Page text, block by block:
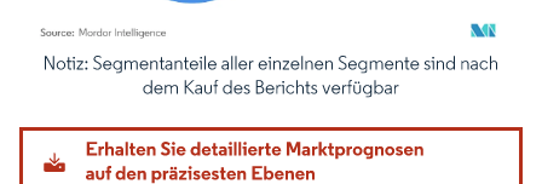
Bild © Mordor Intelligence. Wiederverwendung erfordert Namensnennung